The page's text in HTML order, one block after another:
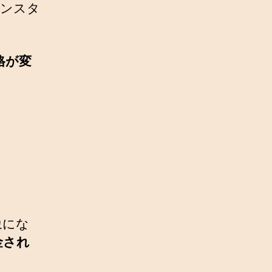
スタ
が変
な
され